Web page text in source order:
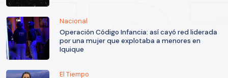
Nacional
Operación Código Infancia: así cayó red liderada
por una mujer que explotaba a menores en
Iquique
El Tiempo